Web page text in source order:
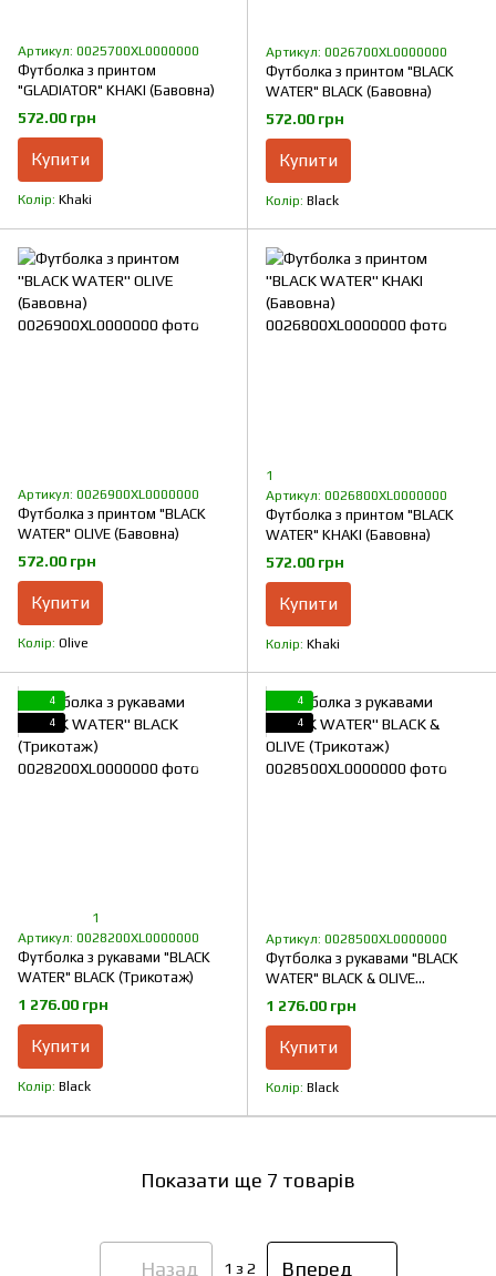
Артикул: 0025700XL0000000
Футболка з принтом
"GLADIATOR" KHAKI (Бавовна)
572.00 грн
Купити
Колір Khaki
Артикул: 0026700XL0000000
Футболка з принтом "BLACK
WATER" BLACK (Бавовна)
572.00 грн
Купити
Колір Black
Артикул: 0026900XL0000000
Футболка з принтом "BLACK
WATER" OLIVE (Бавовна)
572.00 грн
Купити
Колір Olive
1
Артикул: 0026800XL0000000
Футболка з принтом "BLACK
WATER" KHAKI (Бавовна)
572.00 грн
Купити
Колір Khaki
4
4
1
Артикул: 0028200XL0000000
Футболка з рукавами "BLACK
WATER" BLACK (Трикотаж)
1 276.00 грн
Купити
Колір Black
4
4
Артикул: 0028500XL0000000
Футболка з рукавами "BLACK
WATER" BLACK & OLIVE
(Трикотаж)
1 276.00 грн
Купити
Колір Black
Показати ще 7 товарів
Назад 1 з 2 Вперед